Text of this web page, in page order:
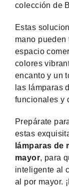
colección de
Estas
mano pueden
espacio
colores
encanto y un
las lámparas
funcionales y
Prepárate
estas
lámparas de
mayor, para
inteligente al
al por mayor.